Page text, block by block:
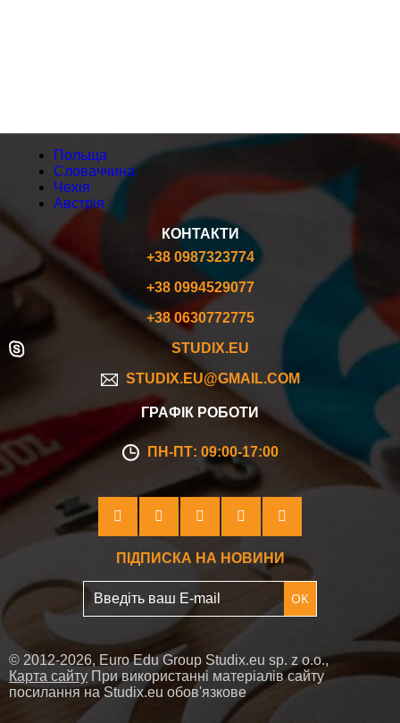
Польща
Словаччина
Чехія
Австрія
КОНТАКТИ
+38 0987323774
+38 0994529077
+38 0630772775
STUDIX.EU
STUDIX.EU@GMAIL.COM
ГРАФІК РОБОТИ
ПН-ПТ: 09:00-17:00
ПІДПИСКА НА НОВИНИ
OK
© 2012-2026, Euro Edu Group Studix.eu sp. z o.o.,
Карта сайту При використанні матеріалів сайту
посилання на Studix.eu обов'язкове